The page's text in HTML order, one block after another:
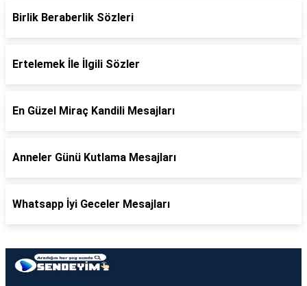
Birlik Beraberlik Sözleri
Ertelemek İle İlgili Sözler
En Güzel Miraç Kandili Mesajları
Anneler Günü Kutlama Mesajları
Whatsapp İyi Geceler Mesajları